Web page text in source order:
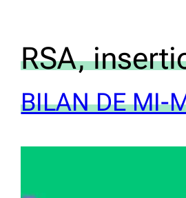
Category:
RSA,
BILAN DE MI-